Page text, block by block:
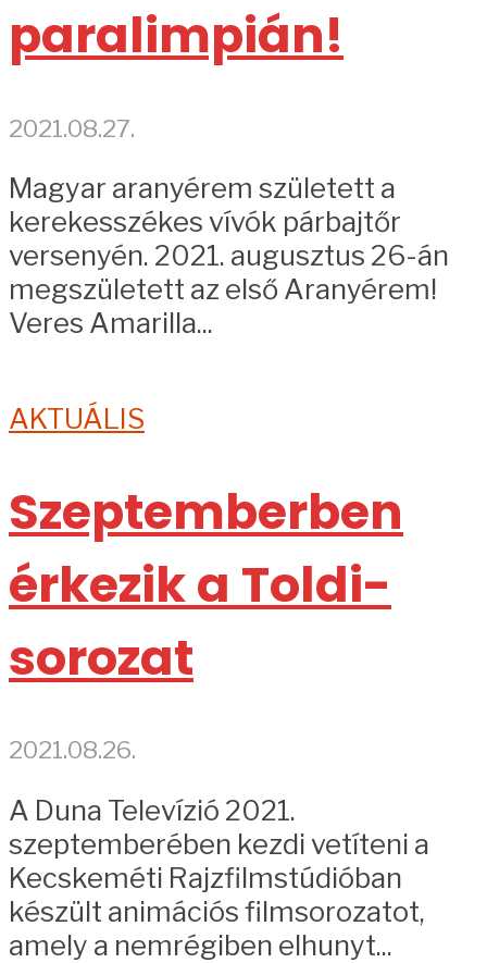
paralimpián!
2021.08.27.
Magyar aranyérem született a
kerekesszékes vívók párbajtőr
versenyén. 2021. augusztus 26-án
megszületett az első Aranyérem!
Veres Amarilla...
AKTUÁLIS
Szeptemberben
érkezik a Toldi-
sorozat
2021.08.26.
A Duna Televízió 2021.
szeptemberében kezdi vetíteni a
Kecskeméti Rajzfilmstúdióban
készült animációs filmsorozatot,
amely a nemrégiben elhunyt...